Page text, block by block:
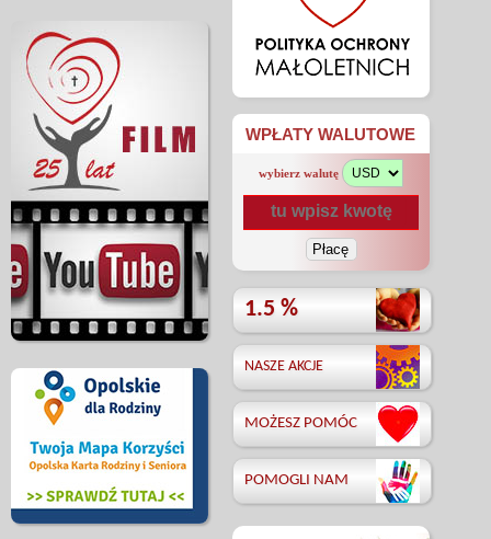
WPŁATY WALUTOWE
wybierz walutę
1.5 %
NASZE AKCJE
MOŻESZ POMÓC
POMOGLI NAM